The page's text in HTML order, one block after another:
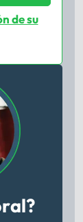
de su